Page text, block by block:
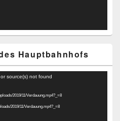
Hauptbahnhofs
source(s) not found
2019/11/Verdauung.mp4?_=8
2019/11/Verdauung.mp4?_=8